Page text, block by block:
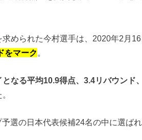
められた今村選手は、2020年2月
をマーク 。
となる平均10.9得点、3.4リバウンド
選の日本代表候補24名の中に選ばれ